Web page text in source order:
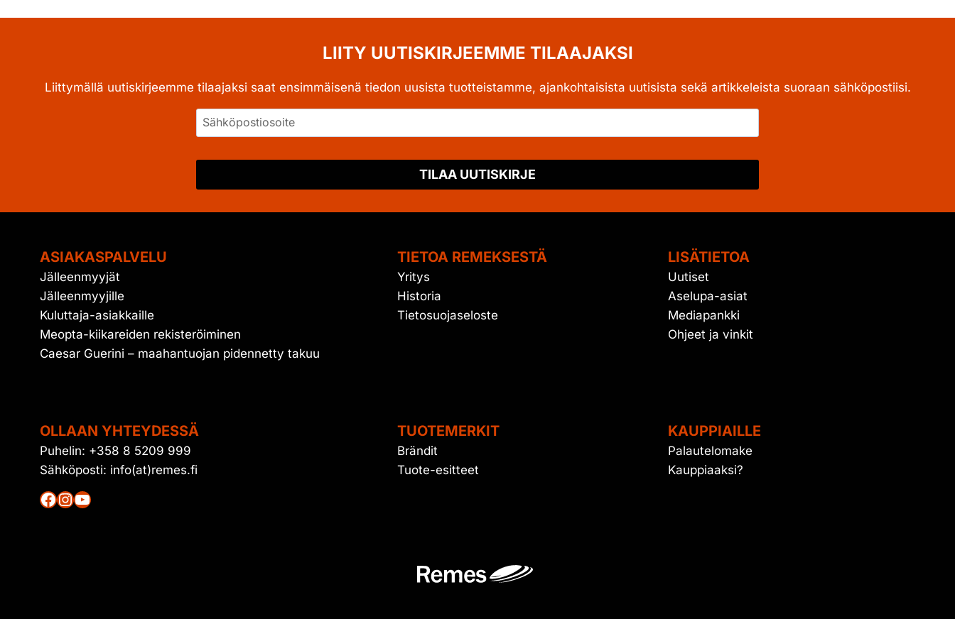
LIITY UUTISKIRJEEMME TILAAJAKSI
Liittymällä uutiskirjeemme tilaajaksi saat ensimmäisenä tiedon uusista tuotteistamme, ajankohtaisista uutisista sekä artikkeleista suoraan sähköpostiisi.
TILAA UUTISKIRJE
ASIAKASPALVELU
Jälleenmyyjät
Jälleenmyyjille
Kuluttaja-asiakkaille
Meopta-kiikareiden rekisteröiminen
Caesar Guerini – maahantuojan pidennetty takuu
TIETOA REMEKSESTÄ
Yritys
Historia
Tietosuojaseloste
LISÄTIETOA
Uutiset
Aselupa-asiat
Mediapankki
Ohjeet ja vinkit
OLLAAN YHTEYDESSÄ
Puhelin: +358 8 5209 999
Sähköposti: info(at)remes.fi
Facebook
Instagram
YouTube
TUOTEMERKIT
Brändit
Tuote-esitteet
KAUPPIAILLE
Palautelomake
Kauppiaaksi?